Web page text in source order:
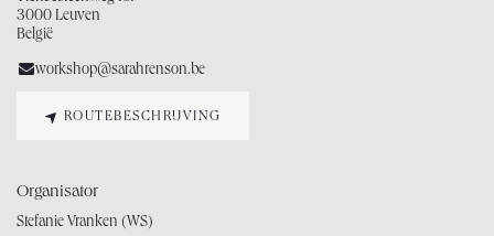
3000 Leuven
België
workshop@sarahrenson.be
ROUTEBESCHRIJVING
Organisator
Stefanie Vranken (WS)